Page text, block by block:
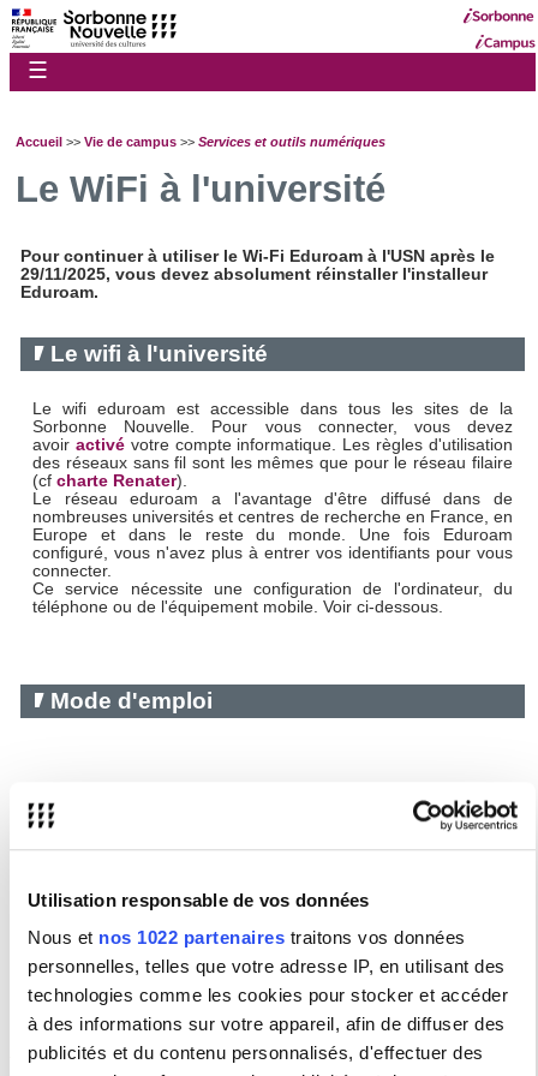
Utilisation responsable de vos données
Nous et nos 1022 partenaires traitons vos données
personnelles, telles que votre adresse IP, en utilisant des
technologies comme les cookies pour stocker et accéder
à des informations sur votre appareil, afin de diffuser des
publicités et du contenu personnalisés, d'effectuer des
☰
Accueil >> Vie de campus >> Services et outils numériques
Le WiFi à l'université
Pour continuer à utiliser le Wi-Fi Eduroam à l'USN après le
29/11/2025, vous devez absolument réinstaller l'installeur
Eduroam.
Le wifi à l'université
Le wifi eduroam est accessible dans tous les sites de la
Sorbonne Nouvelle. Pour vous connecter, vous devez
avoiractivé votre compte informatique. Les règles d'utilisation
des réseaux sans fil sont les mêmes que pour le réseau filaire
(cfcharte Renater).
Le réseau eduroam a l'avantage d'être diffusé dans de
nombreuses universités et centres de recherche en France, en
Europe et dans le reste du monde. Une fois Eduroam
configuré, vous n'avez plus à entrer vos identifiants pour vous
connecter.
Ce service nécessite une configuration de l'ordinateur, du
téléphone ou de l'équipement mobile. Voir ci-dessous.
Mode d'emploi
Connexion au Wi-Fi Eduroam – Sorbonne Nouvelle –Android
Connexion au Wi-Fi Eduroam – Sorbonne Nouvelle –iOS
Connexion au Wi-Fi Eduroam – Sorbonne Nouvelle –
Windows
Connexion au Wi-Fi Eduroam – Sorbonne Nouvelle –
Comment oublier un réseau Wi-Fi
Activation du compte isorbonne, changement ou réinitialisation